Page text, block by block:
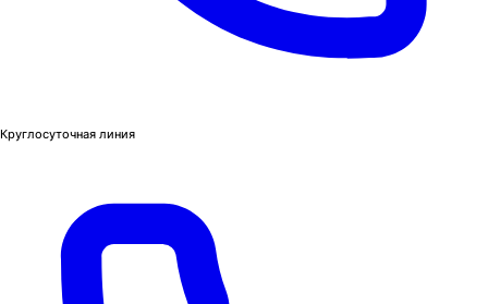
Круглосуточная линия